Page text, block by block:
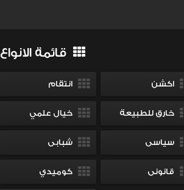
قائمة الانواع
اكشن انتقام
خارق للطبيعة خيال علمي
سياسى شبابى
قانونى كوميدي